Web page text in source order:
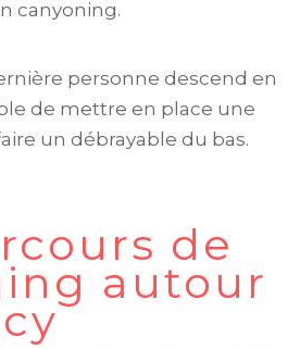
canyoning.
personne descend en
de mettre en place une
un débrayable du bas.
de
autour